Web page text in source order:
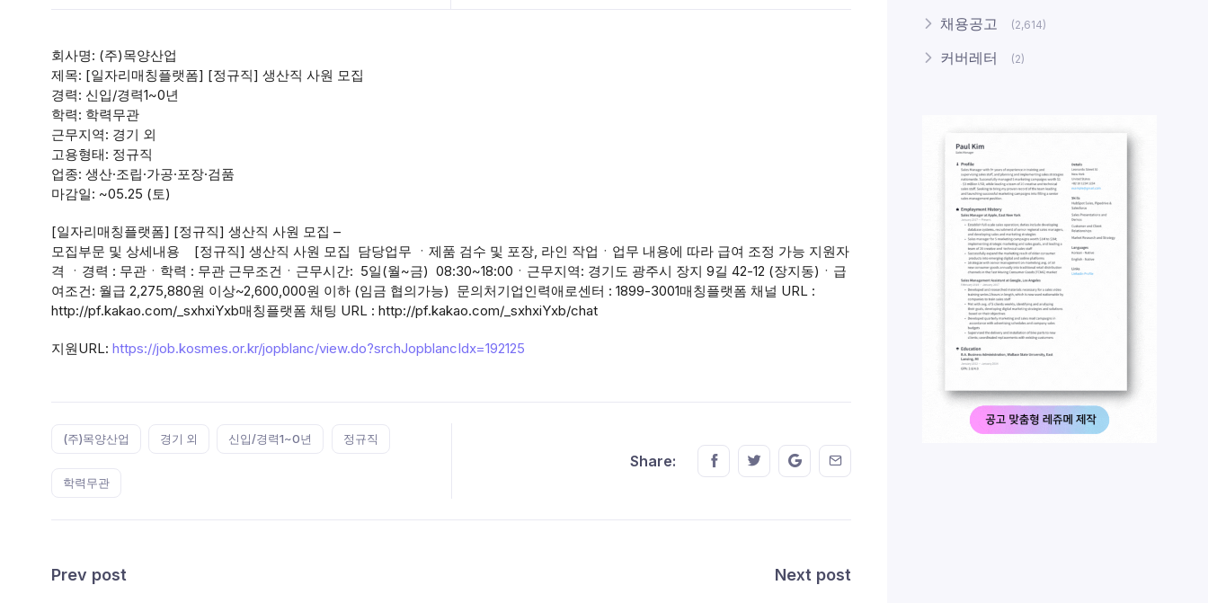
회사명: (주)목양산업
제목: [일자리매칭플랫폼] [정규직] 생산직 사원 모집
경력: 신입/경력1~0년
학력: 학력무관
근무지역: 경기 외
고용형태: 정규직
업종: 생산·조립·가공·포장·검품
마감일: ~05.25 (토)
[일자리매칭플랫폼] [정규직] 생산직 사원 모집 –
모집부문 및 상세내용 [정규직] 생산직 사원 모집 담당업무 ㆍ제품 검수 및 포장, 라인 작업ㆍ업무 내용에 따라 급여 조정 가능 지원자
격 ㆍ경력 : 무관ㆍ학력 : 무관 근무조건ㆍ근무시간: 5일(월~금) 08:30~18:00ㆍ근무지역: 경기도 광주시 장지 9길 42-12 (장지동)ㆍ급
여조건: 월급 2,275,880원 이상~2,600,000원 이하 (임금 협의가능) 문의처기업인력애로센터 : 1899-3001매칭플랫폼 채널 URL :
http://pf.kakao.com/_sxhxiYxb매칭플랫폼 채팅 URL : http://pf.kakao.com/_sxhxiYxb/chat
지원URL: https://job.kosmes.or.kr/jopblanc/view.do?srchJopblancIdx=192125
(주)목양산업 경기 외 신입/경력1~0년 정규직
학력무관
Share: Share this on FaceBook
Share this on Twitter
Share this on GMail
Share this on EMail
Prev post Next post
채용공고 (2,614)
커버레터 (2)